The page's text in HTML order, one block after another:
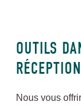
OUTILS
Nous vous